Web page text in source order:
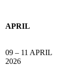
APRIL
09 – 11 APRIL
2026